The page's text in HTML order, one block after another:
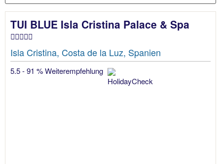
TUI BLUE Isla Cristina Palace & Spa
Isla Cristina, Costa de la Luz, Spanien
5.5 - 91 % Weiterempfehlung